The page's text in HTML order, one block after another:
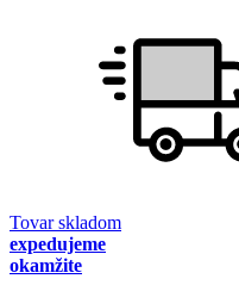
Tovar skladom
expedujeme
okamžite